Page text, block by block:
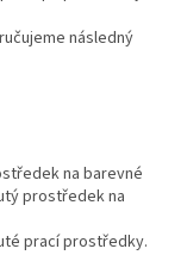
následný
na barevné
prostředek na
prací prostředky.